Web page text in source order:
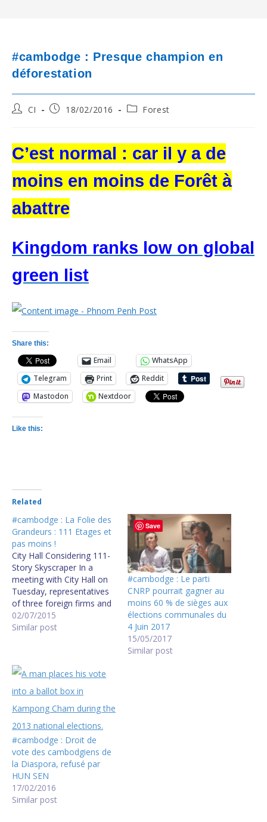
#cambodge : Presque champion en
déforestation
PostCI
Post18/02/2016
PostForest
C’est normal : car il y a de
moins en moins de Forêt à
abattre
Kingdom ranks low on global
green list
Share this:
Email
WhatsApp
Telegram
Print
Reddit
Mastodon
Nextdoor
Like this:
Related
#cambodge : La Folie des
Grandeurs : 111 Etages et
pas moins !
City Hall Considering 111-
Story Skyscraper In a
meeting with City Hall on
Tuesday, representatives
of three foreign firms and
the local Thai Boon Roong
Group laid out their $3-
Penh that would be one of
the ten tallest structures in
the world,…
02/07/2015
Similar post
#cambodge : Le parti
CNRP pourrait gagner au
moins 60 % de sièges aux
élections communales du
4 Juin 2017
15/05/2017
Similar post
#cambodge : Droit de
vote des cambodgiens de
la Diaspora, refusé par
HUN SEN
17/02/2016
Similar post
Save